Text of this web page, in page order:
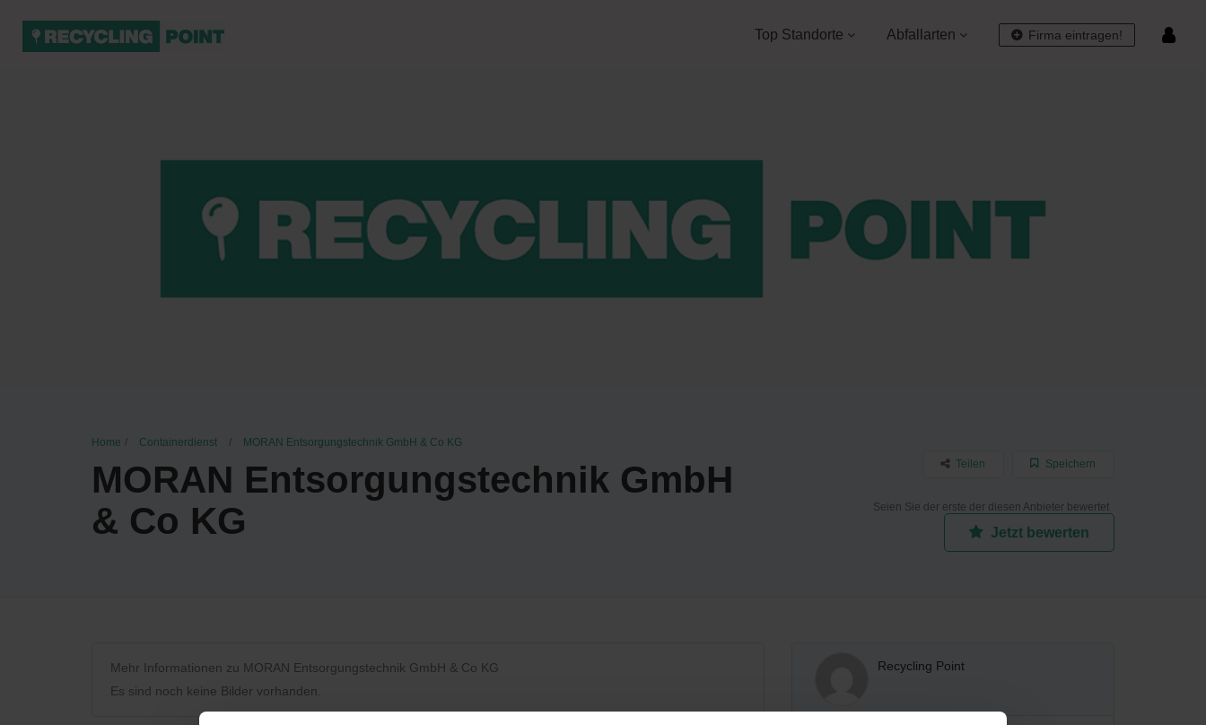
Firma eintragen!
Top Standorte Abfallarten
Home Containerdienst MORAN Entsorgungstechnik GmbH & Co KG
MORAN Entsorgungstechnik GmbH
& Co KG
Speichern
Teilen
Seien Sie der erste der diesen Anbieter bewertet
Jetzt bewerten
Mehr Informationen zu MORAN Entsorgungstechnik GmbH & Co KG
Es sind noch keine Bilder vorhanden.
Recycling Point